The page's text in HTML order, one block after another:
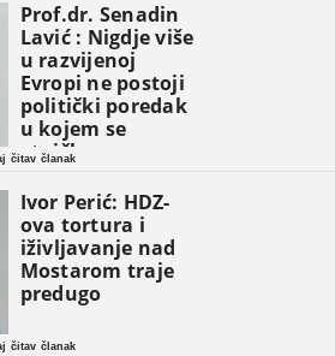
Prof.dr. Senadin
Lavić : Nigdje više
u razvijenoj
Evropi ne postoji
politički poredak
u kojem se
etničke grupe
pojavljuju kao
osnovne
političke jedinice
čitav članak
Ivor Perić: HDZ-
ova tortura i
iživljavanje nad
Mostarom traje
predugo
čitav članak